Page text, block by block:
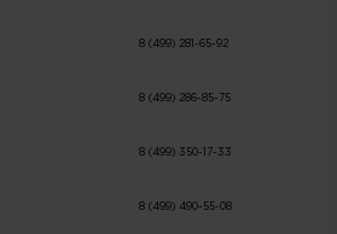
8 (499) 281-65-92
8 (499) 286-85-75
8 (499) 350-17-33
8 (499) 490-55-08